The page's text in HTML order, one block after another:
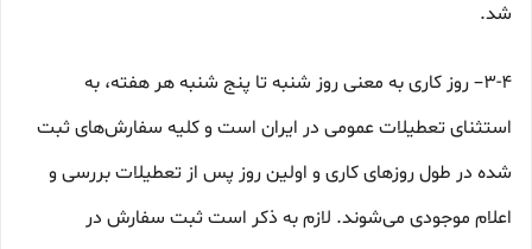
شد.
3-۴– روز کاری به معنی روز شنبه تا پنج شنبه هر هفته، به
استثنای تعطیلات عمومی در ایران است و کلیه سفارش‏‌های ثبت
شده در طول روزهای کاری و اولین روز پس از تعطیلات بررسی و
اعلام موجودی می‌‏شوند. لازم به ذکر است ثبت سفارش در